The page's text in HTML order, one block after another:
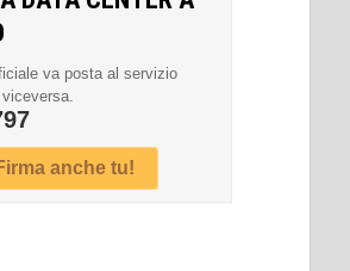
va posta al servizio
anche tu!